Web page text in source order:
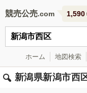
競売公売 1,590
ホーム 地図検索
新潟県新潟市西